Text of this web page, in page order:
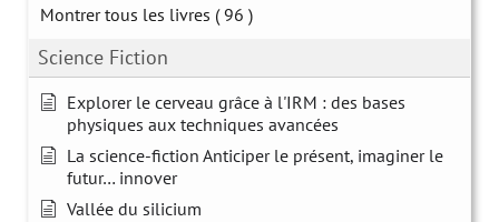
Montrer tous les livres ( 96 )
Science Fiction
Explorer le cerveau grâce à l'IRM : des bases
physiques aux techniques avancées
La science-fiction Anticiper le présent, imaginer le
futur… innover
Vallée du silicium